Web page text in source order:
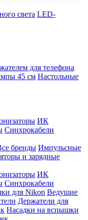
света LED-
для телефона
45 см Настольные
ИК
Синхрокабели
бренды Импульсные
и зарядные
ИК
Синхрокабели
для Nikon Ведущие
Держатели для
Насадки на вспышки